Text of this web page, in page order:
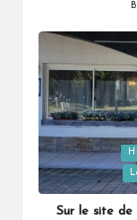
Posted
in
Sur le site de